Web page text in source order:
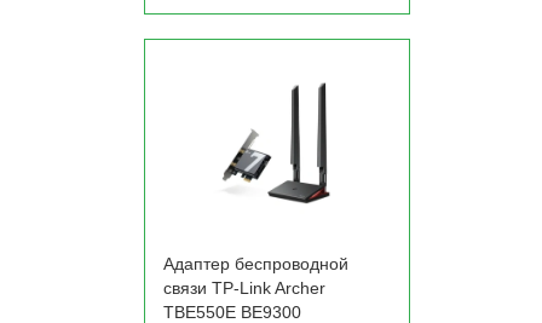
Адаптер беспроводной
связи TP-Link Archer
TBE550E BE9300